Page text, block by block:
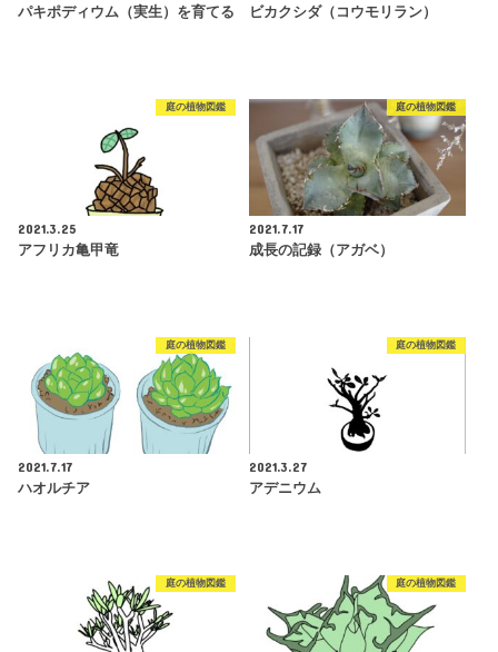
パキポディウム（実生）を育てる
ビカクシダ（コウモリラン）
庭の植物図鑑
2021.3.25
アフリカ亀甲竜
庭の植物図鑑
2021.7.17
成長の記録（アガベ）
庭の植物図鑑
2021.7.17
ハオルチア
庭の植物図鑑
2021.3.27
アデニウム
庭の植物図鑑 庭の植物図鑑